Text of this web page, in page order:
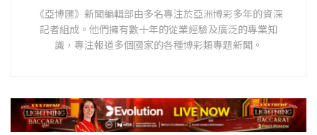
《亞博匯》新聞編輯部由多名專注於亞洲博彩多年的資深
記者組成。他們擁有數十年的從業經驗及廣泛的專業知
識，專注報道多個國家的各種博彩類專題新聞。